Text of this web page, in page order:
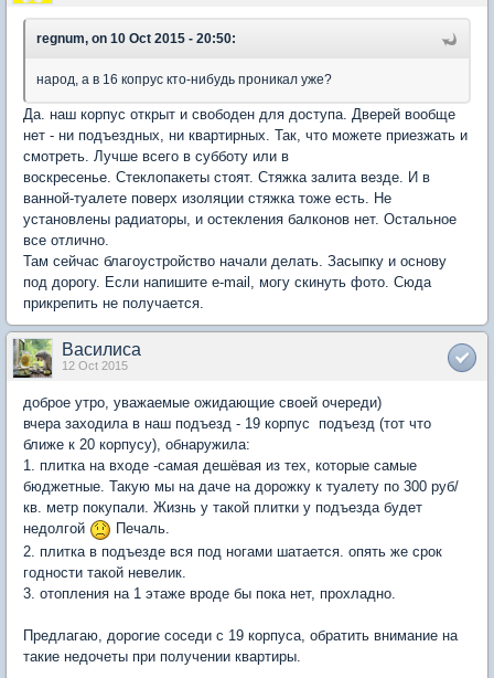
regnum, on 10 Oct 2015 - 20:50:
народ, а в 16 копрус кто-нибудь проникал уже?
Да. наш корпус открыт и свободен для доступа. Дверей вообще
нет - ни подъездных, ни квартирных. Так, что можете приезжать и
смотреть. Лучше всего в субботу или в
воскресенье. Стеклопакеты стоят. Стяжка залита везде. И в
ванной-туалете поверх изоляции стяжка тоже есть. Не
установлены радиаторы, и остекления балконов нет. Остальное
все отлично.
Там сейчас благоустройство начали делать. Засыпку и основу
под дорогу. Если напишите e-mail, могу скинуть фото. Сюда
прикрепить не получается.
Василиса
12 Oct 2015
доброе утро, уважаемые ожидающие своей очереди)
вчера заходила в наш подъезд - 19 корпус подъезд (тот что
ближе к 20 корпусу), обнаружила:
1. плитка на входе -самая дешёвая из тех, которые самые
бюджетные. Такую мы на даче на дорожку к туалету по 300 руб/
кв. метр покупали. Жизнь у такой плитки у подъезда будет
недолгой
Печаль.
2. плитка в подъезде вся под ногами шатается. опять же срок
годности такой невелик.
3. отопления на 1 этаже вроде бы пока нет, прохладно.
Предлагаю, дорогие соседи с 19 корпуса, обратить внимание на
такие недочеты при получении квартиры.